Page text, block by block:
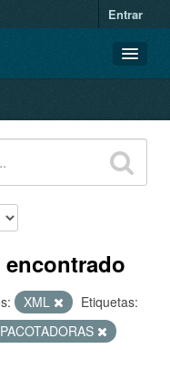
Entrar
XML
Etiquetas: